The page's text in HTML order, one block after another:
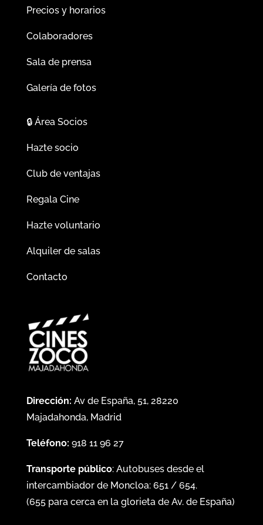
Precios y horarios
Colaboradores
Sala de prensa
Galería de fotos
🔒Área Socios
Hazte socio
Club de ventajas
Regala Cine
Hazte voluntario
Alquiler de salas
Contacto
Dirección: Av de España, 51, 28220
Majadahonda, Madrid
Teléfono: 918 11 96 27
Transporte público: Autobuses desde el
intercambiador de Moncloa: 651/ 654.
(655para cerca en la glorieta de Av. de España)